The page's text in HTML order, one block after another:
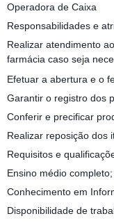
Operadora de Caixa
Responsabilidades e
Realizar atendimento
farmácia caso seja
Efetuar a abertura e o
Garantir o registro dos
Conferir e precificar
Realizar reposição dos
Requisitos e
Ensino médio completo;
Conhecimento em
Disponibilidade de